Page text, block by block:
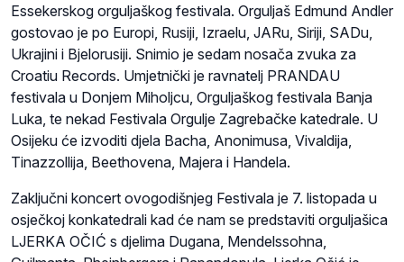
Essekerskog orguljaškog festivala. Orguljaš Edmund Andler
gostovao je po Europi, Rusiji, Izraelu, JARu, Siriji, SADu,
Ukrajini i Bjelorusiji. Snimio je sedam nosača zvuka za
Croatiu Records. Umjetnički je ravnatelj PRANDAU
festivala u Donjem Miholjcu, Orguljaškog festivala Banja
Luka, te nekad Festivala Orgulje Zagrebačke katedrale. U
Osijeku će izvoditi djela Bacha, Anonimusa, Vivaldija,
Tinazzollija, Beethovena, Majera i Handela.
Zaključni koncert ovogodišnjeg Festivala je 7. listopada u
osječkoj konkatedrali kad će nam se predstaviti orguljašica
LJERKA OČIĆ s djelima Dugana, Mendelssohna,